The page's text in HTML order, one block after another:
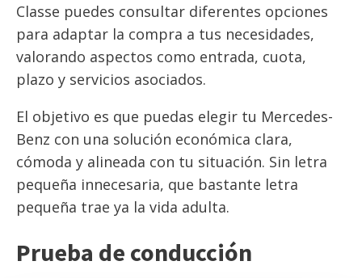
Classe puedes consultar diferentes opciones
para adaptar la compra a tus necesidades,
valorando aspectos como entrada, cuota,
plazo y servicios asociados.
El objetivo es que puedas elegir tu Mercedes-
Benz con una solución económica clara,
cómoda y alineada con tu situación. Sin letra
pequeña innecesaria, que bastante letra
pequeña trae ya la vida adulta.
Prueba de conducción